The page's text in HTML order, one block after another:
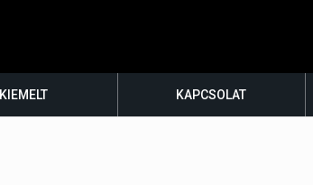
KIEMELT KAPCSOLAT